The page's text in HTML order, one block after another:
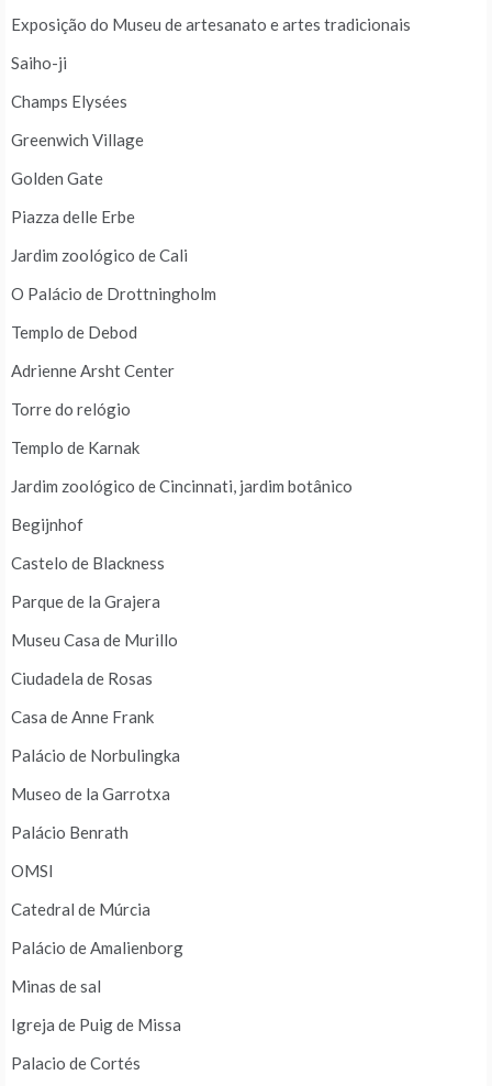
Exposição do Museu de artesanato e artes tradicionais
Saiho-ji
Champs Elysées
Greenwich Village
Golden Gate
Piazza delle Erbe
Jardim zoológico de Cali
O Palácio de Drottningholm
Templo de Debod
Adrienne Arsht Center
Torre do relógio
Templo de Karnak
Jardim zoológico de Cincinnati, jardim botânico
Begijnhof
Castelo de Blackness
Parque de la Grajera
Museu Casa de Murillo
Ciudadela de Rosas
Casa de Anne Frank
Palácio de Norbulingka
Museo de la Garrotxa
Palácio Benrath
OMSI
Catedral de Múrcia
Palácio de Amalienborg
Minas de sal
Igreja de Puig de Missa
Palacio de Cortés